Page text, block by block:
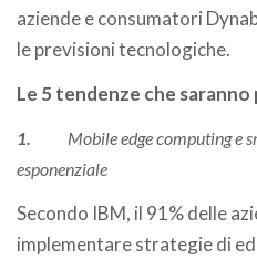
aziende e consumatori
le previsioni tecnologiche.
Le 5 tendenze che
1.
Mobile edge computing e
esponenziale
Secondo IBM, il 91% delle
implementare strategie di